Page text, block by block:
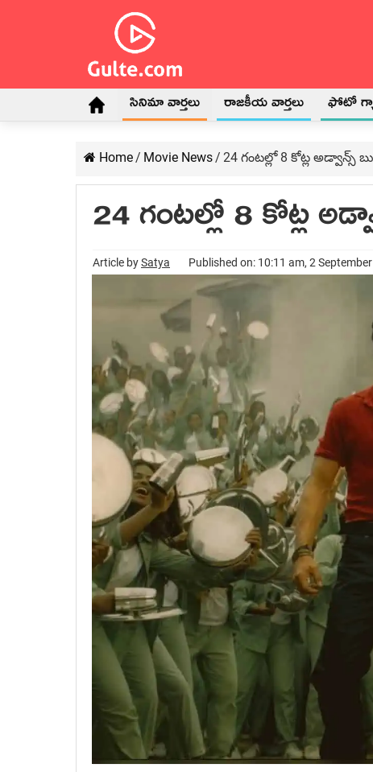
సినిమా వార్తలు రాజకీయ వార్తలు ఫోటో
Home/ Movie News/ 24 గంటల్లో 8 కోట్ల అడ్వాన్స్
24 గంటల్లో 8 కోట్ల
Article bySatya Published on: 10:11 am, 2